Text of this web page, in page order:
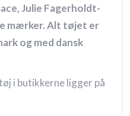
Julie Fagerholdt-
mærker. Alt tøjet er
og med dansk
i butikkerne ligger på